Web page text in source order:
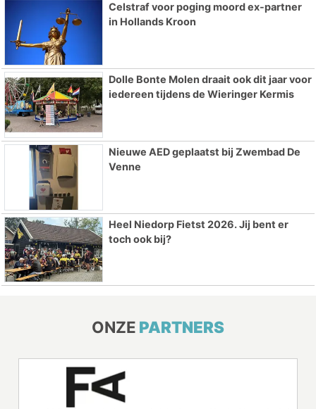
Celstraf voor poging moord ex-partner
in Hollands Kroon
Dolle Bonte Molen draait ook dit jaar voor
iedereen tijdens de Wieringer Kermis
Nieuwe AED geplaatst bij Zwembad De
Venne
Heel Niedorp Fietst 2026. Jij bent er
toch ook bij?
ONZE PARTNERS